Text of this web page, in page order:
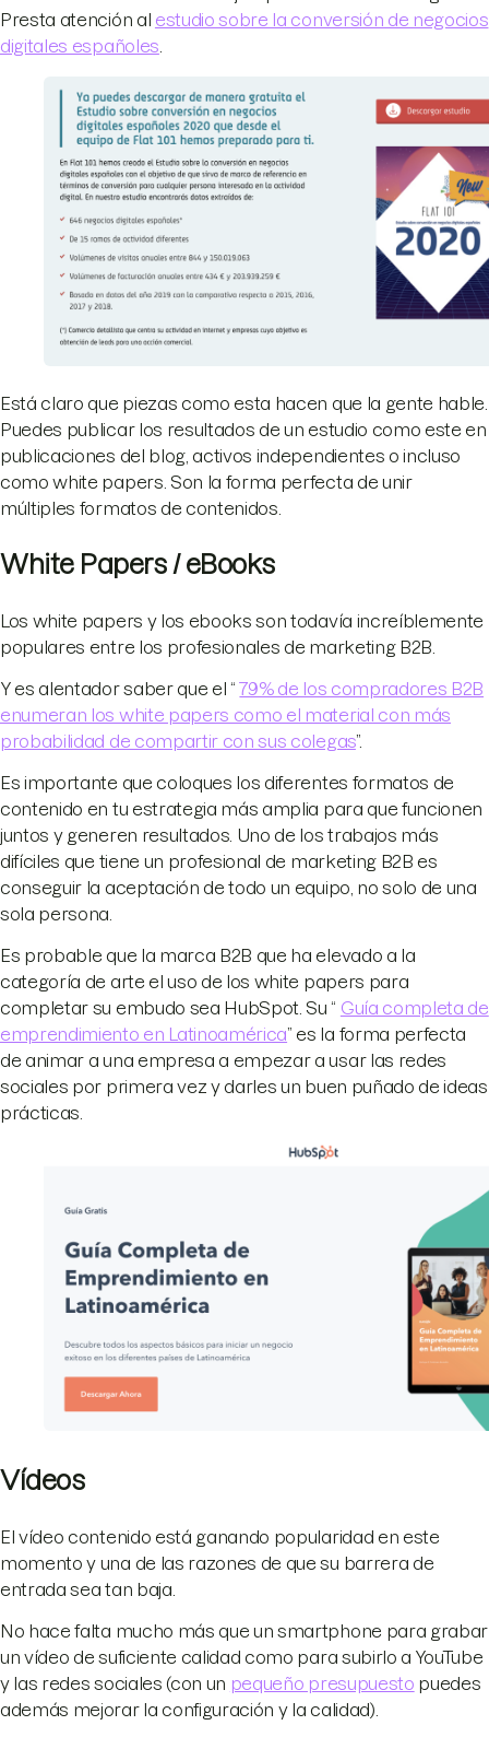
Presta atención al estudio sobre la conversión de negocios
digitales españoles
Está claro que piezas como esta hacen que la gente hable.
Puedes publicar los resultados de un estudio como este en
publicaciones del blog, activos independientes o incluso
como white papers. Son la forma perfecta de unir
múltiples formatos de contenidos.
White Papers / eBooks
Los white papers y los ebooks son todavía increíblemente
populares entre los profesionales de marketing B2B.
Y es alentador saber que el “79% de los compradores B2B
enumeran los white papers como el material con más
probabilidad de compartir con sus colegas”.
Es importante que coloques los diferentes formatos de
contenido en tu estrategia más amplia para que funcionen
juntos y generen resultados. Uno de los trabajos más
difíciles que tiene un profesional de marketing B2B es
conseguir la aceptación de todo un equipo, no solo de una
sola persona.
Es probable que la marca B2B que ha elevado a la
categoría de arte el uso de los white papers para
completar su embudo sea HubSpot. Su “ Guía completa de
emprendimiento en Latinoamérica” es la forma perfecta
de animar a una empresa a empezar a usar las redes
sociales por primera vez y darles un buen puñado de ideas
prácticas.
Vídeos
El vídeo contenido está ganando popularidad en este
momento y una de las razones de que su barrera de
entrada sea tan baja.
No hace falta mucho más que un smartphone para grabar
un vídeo de suficiente calidad como para subirlo a YouTube
y las redes sociales (con un pequeño presupuesto puedes
además mejorar la configuración y la calidad).